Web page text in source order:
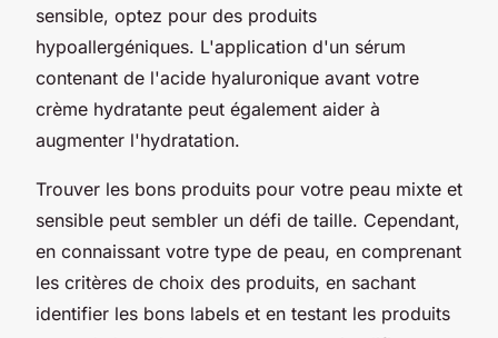
sensible, optez pour des produits
hypoallergéniques. L'application d'un sérum
contenant de l'acide hyaluronique avant votre
crème hydratante peut également aider à
augmenter l'hydratation.
Trouver les bons produits pour votre peau mixte et
sensible peut sembler un défi de taille. Cependant,
en connaissant votre type de peau, en comprenant
les critères de choix des produits, en sachant
identifier les bons labels et en testant les produits